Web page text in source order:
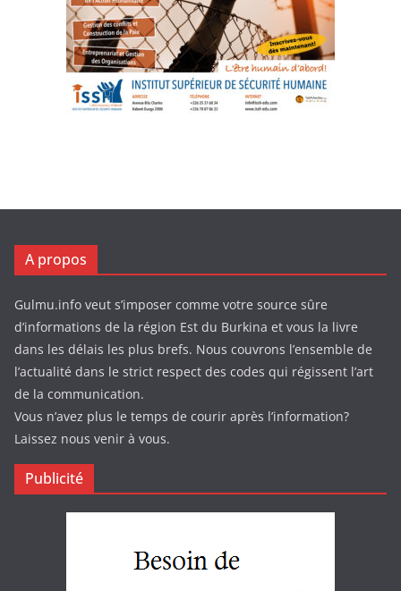
A propos
Gulmu.info veut s’imposer comme votre source sûre
d’informations de la région Est du Burkina et vous la livre
dans les délais les plus brefs. Nous couvrons l’ensemble de
l’actualité dans le strict respect des codes qui régissent l’art
de la communication.
Vous n’avez plus le temps de courir après l’information?
Laissez nous venir à vous.
Publicité